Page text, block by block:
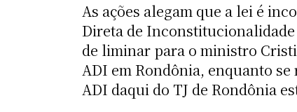
As ações alegam que a lei é
Direta de Inconstitucionalidade
de liminar para o ministro
ADI em Rondônia, enquanto
ADI daqui do TJ de Rondônia